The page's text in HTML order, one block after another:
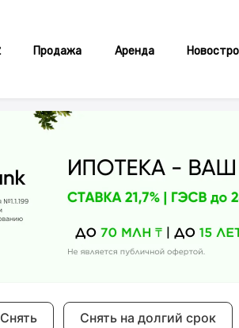
Продажа Аренда
Снять Снять на долгий срок